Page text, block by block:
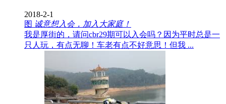
2018-2-1
图 诚意想入会，加入大家庭！
我是厚街的，请问cbr29期可以入会吗？因为平时总是一
只人玩，有点无聊！车老有点不好意思！但我 ...